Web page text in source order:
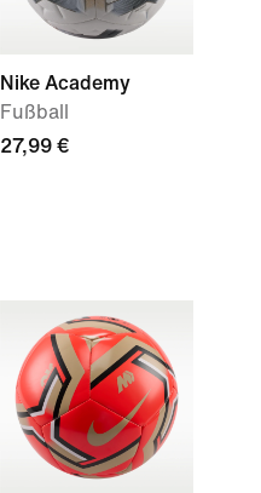
Nike Academy
Fußball
27,99 €